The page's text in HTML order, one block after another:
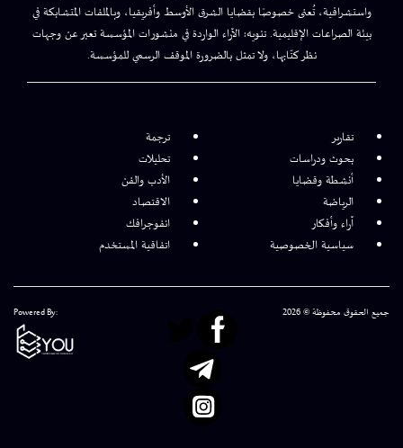
واستشرافية، تُعنى خصوصًا بقضايا الشرق الأوسط وأفريقيا، وبالملفات المتشابكة في
بيئة الصراعات الإقليمية. تنويه: الآراء الواردة في منشورات المؤسسة تعبر عن وجهات
نظر كتّابها، ولا تمثل بالضرورة الموقف الرسمي للمؤسسة.
تقارير
ترجمة
بحوث ودراسات
تحليلات
أنشطة وقضايا
الأدب والفن
الرياضة
الاقتصاد
آراء وأفكار
انفوجرافك
سياسية الخصوصية
اتفاقية المستخدم
جميع الحقوق محفوظة © 2026 Powered By: